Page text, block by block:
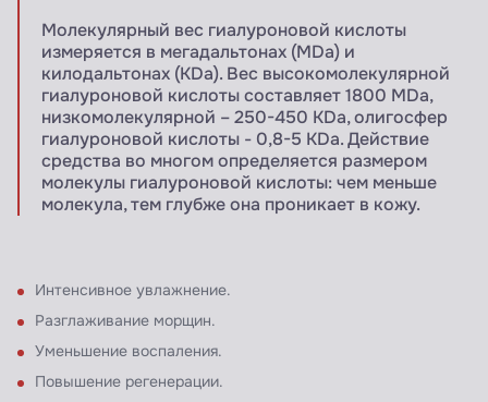
Молекулярный вес гиалуроновой кислоты
измеряется в мегадальтонах (MDa) и
килодальтонах (KDa). Вес высокомолекулярной
гиалуроновой кислоты составляет 1800 MDa,
низкомолекулярной – 250-450 KDa, олигосфер
гиалуроновой кислоты - 0,8-5 KDa. Действие
средства во многом определяется размером
молекулы гиалуроновой кислоты: чем меньше
молекула, тем глубже она проникает в кожу.
Интенсивное увлажнение.
Разглаживание морщин.
Уменьшение воспаления.
Повышение регенерации.